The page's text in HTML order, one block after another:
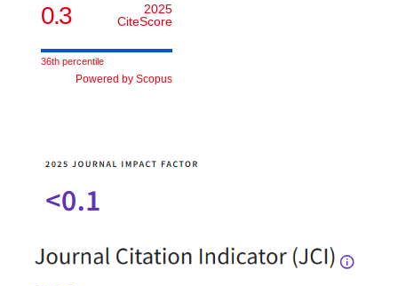
0.3
2025
CiteScore
36th percentile
Powered by Scopus